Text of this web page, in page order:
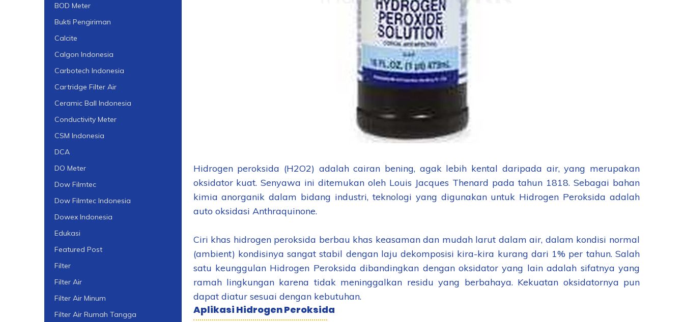
Hidrogen peroksida (H2O2) adalah cairan bening, agak lebih kental daripada air, yang merupakan
oksidator kuat. Senyawa ini ditemukan oleh Louis Jacques Thenard pada tahun 1818. Sebagai bahan
kimia anorganik dalam bidang industri, teknologi yang digunakan untuk Hidrogen Peroksida adalah
auto oksidasi Anthraquinone.
Ciri khas hidrogen peroksida berbau khas keasaman dan mudah larut dalam air, dalam kondisi normal
(ambient) kondisinya sangat stabil dengan laju dekomposisi kira-kira kurang dari 1% per tahun. Salah
satu keunggulan Hidrogen Peroksida dibandingkan dengan oksidator yang lain adalah sifatnya yang
ramah lingkungan karena tidak meninggalkan residu yang berbahaya. Kekuatan oksidatornya pun
dapat diatur sesuai dengan kebutuhan.
Aplikasi Hidrogen Peroksida
BOD Meter
Bukti Pengiriman
Calcite
Calgon Indonesia
Carbotech Indonesia
Cartridge Filter Air
Ceramic Ball Indonesia
Conductivity Meter
CSM Indonesia
DCA
DO Meter
Dow Filmtec
Dow Filmtec Indonesia
Dowex Indonesia
Edukasi
Featured Post
Filter
Filter Air
Filter Air Minum
Filter Air Rumah Tangga